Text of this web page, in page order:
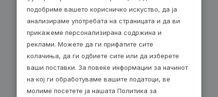
опуштање на умот и телото.
CSPA Back & Neck / Feet** – фокусирани масажи за грб,
врат или стапала.
CSPA Pregnancy** – специјализирана масажа со лесен
притисок за трудници.
CSPA Facelift** – лифтинг масажа на лице со анти-ејџ
подобриме вашето корисничко искуство, да ја
анализираме употребата на страницата и да ви
прикажеме персонализирана содржина и
реклами. Можете да ги прифатите сите
колачиња, да ги одбиете сите или да изберете
ваши поставки. За повеќе информации за начинот
на кој ги обработуваме вашите податоци, ве
молиме посетете ја нашата Политика за